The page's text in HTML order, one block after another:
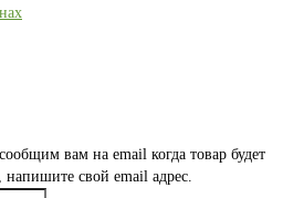
вам на email когда товар будет
свой email адрес.